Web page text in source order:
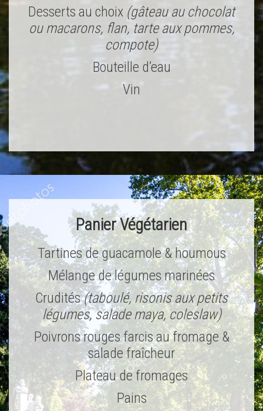
Desserts au choix (gâteau au chocolat
ou macarons, flan, tarte aux pommes,
compote)
Bouteille d’eau
Vin
Panier Végétarien
Tartines de guacamole & houmous
Mélange de légumes marinées
Crudités(taboulé, risonis aux petits
légumes, salade maya, coleslaw)
Poivrons rouges farcis au fromage &
salade fraîcheur
Plateau de fromages
Pains